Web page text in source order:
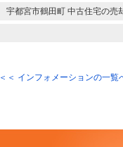
宇都宮市鶴田町 中古住宅の売
＜＜ インフォメーションの一覧